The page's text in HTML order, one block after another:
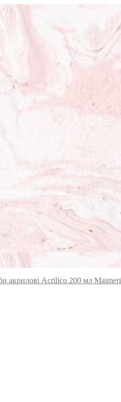
акрилові Acrilico 200 мл Maimeri